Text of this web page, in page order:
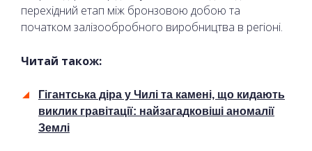
перехідний етап між бронзовою добою та
початком залізообробного виробництва в регіоні.
Читай також:
Гігантська діра у Чилі та камені, що кидають
виклик гравітації: найзагадковіші аномалії
Землі